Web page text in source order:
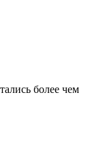
более чем